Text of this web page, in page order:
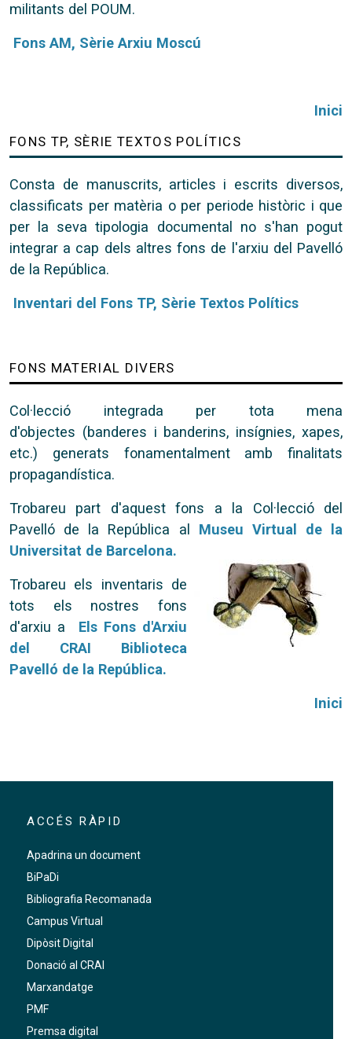
militants del POUM.
Fons AM, Sèrie Arxiu Moscú
Inici
FONS TP, SÈRIE TEXTOS POLÍTICS
Consta de manuscrits, articles i escrits diversos,
classificats per matèria o per periode històric i que
per la seva tipologia documental no s'han pogut
integrar a cap dels altres fons de l'arxiu del Pavelló
de la República.
Inventari del Fons TP, Sèrie Textos Polítics
FONS MATERIAL DIVERS
Col·lecció integrada per tota mena
d'objectes (banderes i banderins, insígnies, xapes,
etc.) generats fonamentalment amb finalitats
propagandística.
Trobareu part d'aquest fons a la Col·lecció del
Pavelló de la República al Museu Virtual de la
Universitat de Barcelona.
Trobareu els inventaris de
tots els nostres fons
d'arxiu a
Els Fons d'Arxiu
del CRAI Biblioteca
Pavelló de la República.
Inici
ACCÉS RÀPID
Apadrina un document
BiPaDi
Bibliografia Recomanada
Campus Virtual
Dipòsit Digital
Donació al CRAI
Marxandatge
PMF
Premsa digital